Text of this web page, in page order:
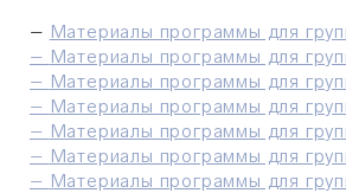
– Материалы программы для
– Материалы программы для
– Материалы программы для
– Материалы программы для
– Материалы программы для
– Материалы программы для
– Материалы программы для